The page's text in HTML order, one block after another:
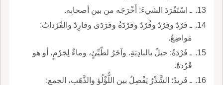
ـ اسْتَفْرَدَ الشيءَ: أَخْرَجَه من بين أصحابِه.
ـ فَرْدٌ وفِرْدٌ وفُرْدٌ وفَرْدَةُ وفَرَدَى وفارِدٌ والفُرُداتُ:
مَواضِعُ.
ـ فَرْدَةُ: جبلٌ بالبادِيَةِ. وآخَرُ لطّيِّئٍ، وماءٌ لِجَرْمٍ، أو هو
قَرْدَةُ.
ـ فَريدُ: الشَّذْرُ يَفْصِلُ بين اللُّؤْلُؤ والذَّهَبِ، الجمع: